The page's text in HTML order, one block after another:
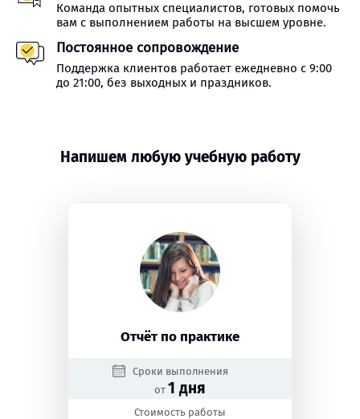
Команда опытных специалистов, готовых помочь
вам с выполнением работы на высшем уровне.
Постоянное сопровождение
Поддержка клиентов работает ежедневно с 9:00
до 21:00, без выходных и праздников.
Напишем любую учебную работу
Отчёт по практике
Сроки выполнения
от 1 дня
Стоимость работы